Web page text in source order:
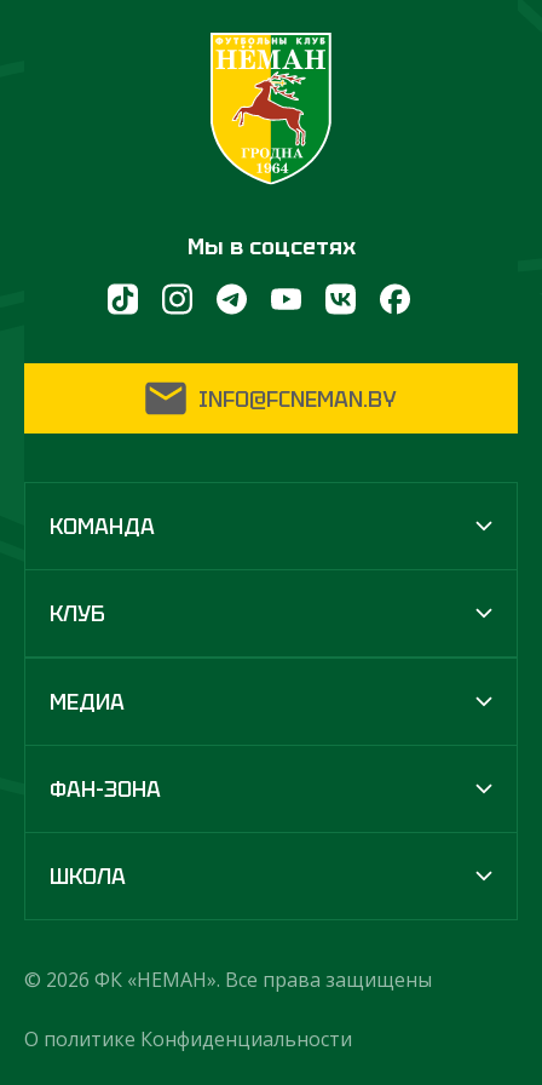
Мы в соцсетях
INFO@FCNEMAN.BY
КОМАНДА
КЛУБ
МЕДИА
ФАН-ЗОНА
ШКОЛА
© 2026 ФК «НЕМАН». Все права защищены
О политике Конфиденциальности